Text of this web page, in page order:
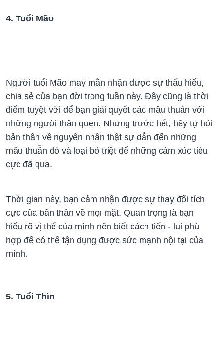
4. Tuổi Mão
Người tuổi Mão may mắn nhận được sự thấu hiểu,
chia sẻ của bạn đời trong tuần này. Đây cũng là thời
điểm tuyệt vời để bạn giải quyết các mâu thuẫn với
những người thân quen. Nhưng trước hết, hãy tự hỏi
bản thân về nguyên nhân thật sự dẫn đến những
mâu thuẫn đó và loại bỏ triệt để những cảm xúc tiêu
cực đã qua.
Thời gian này, bạn cảm nhận được sự thay đổi tích
cực của bản thân về mọi mặt. Quan trọng là bạn
hiểu rõ vị thế của mình nên biết cách tiến - lui phù
hợp để có thể tận dụng được sức mạnh nội tại của
mình.
5. Tuổi Thìn